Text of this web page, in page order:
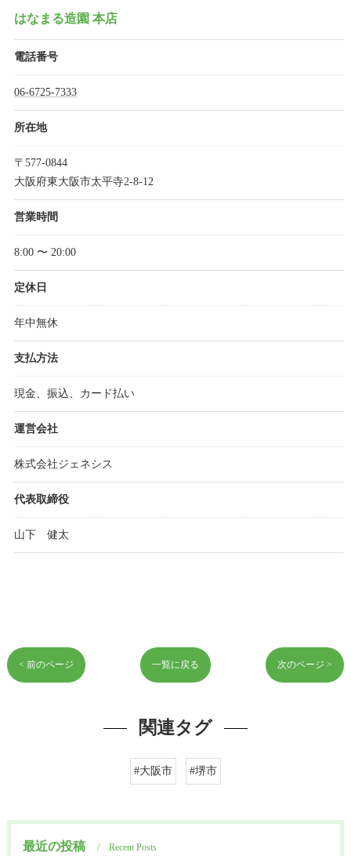
はなまる造園 本店
電話番号
06-6725-7333
所在地
〒577-0844
大阪府東大阪市太平寺2-8-12
営業時間
8:00 〜 20:00
定休日
年中無休
支払方法
現金、振込、カード払い
運営会社
株式会社ジェネシス
代表取締役
山下 健太
< 前のページ 一覧に戻る 次のページ >
関連タグ
#大阪市 #堺市
最近の投稿 Recent Posts